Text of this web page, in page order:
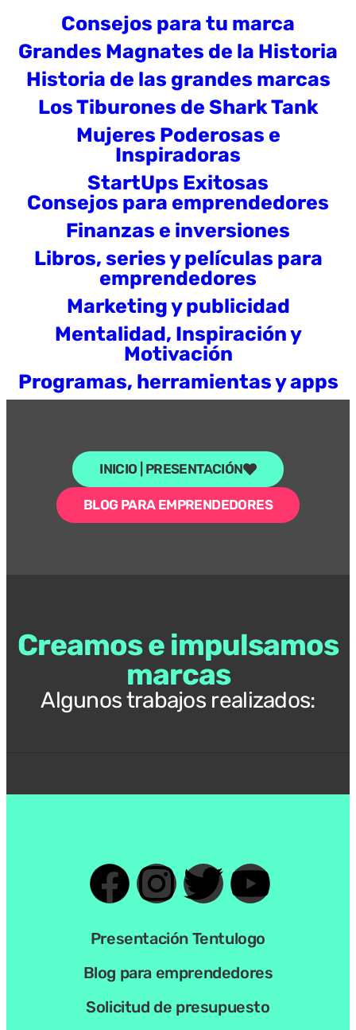
Consejos para tu marca
Grandes Magnates de la Historia
Historia de las grandes marcas
Los Tiburones de Shark Tank
Mujeres Poderosas e
Inspiradoras
StartUps Exitosas
Consejos para emprendedores
Finanzas e inversiones
Libros, series y películas para
emprendedores
Marketing y publicidad
Mentalidad, Inspiración y
Motivación
Programas, herramientas y apps
INICIO | PRESENTACIÓN
BLOG PARA EMPRENDEDORES
Creamos e impulsamos
marcas
Algunos trabajos realizados:
Presentación Tentulogo
Blog para emprendedores
Solicitud de presupuesto